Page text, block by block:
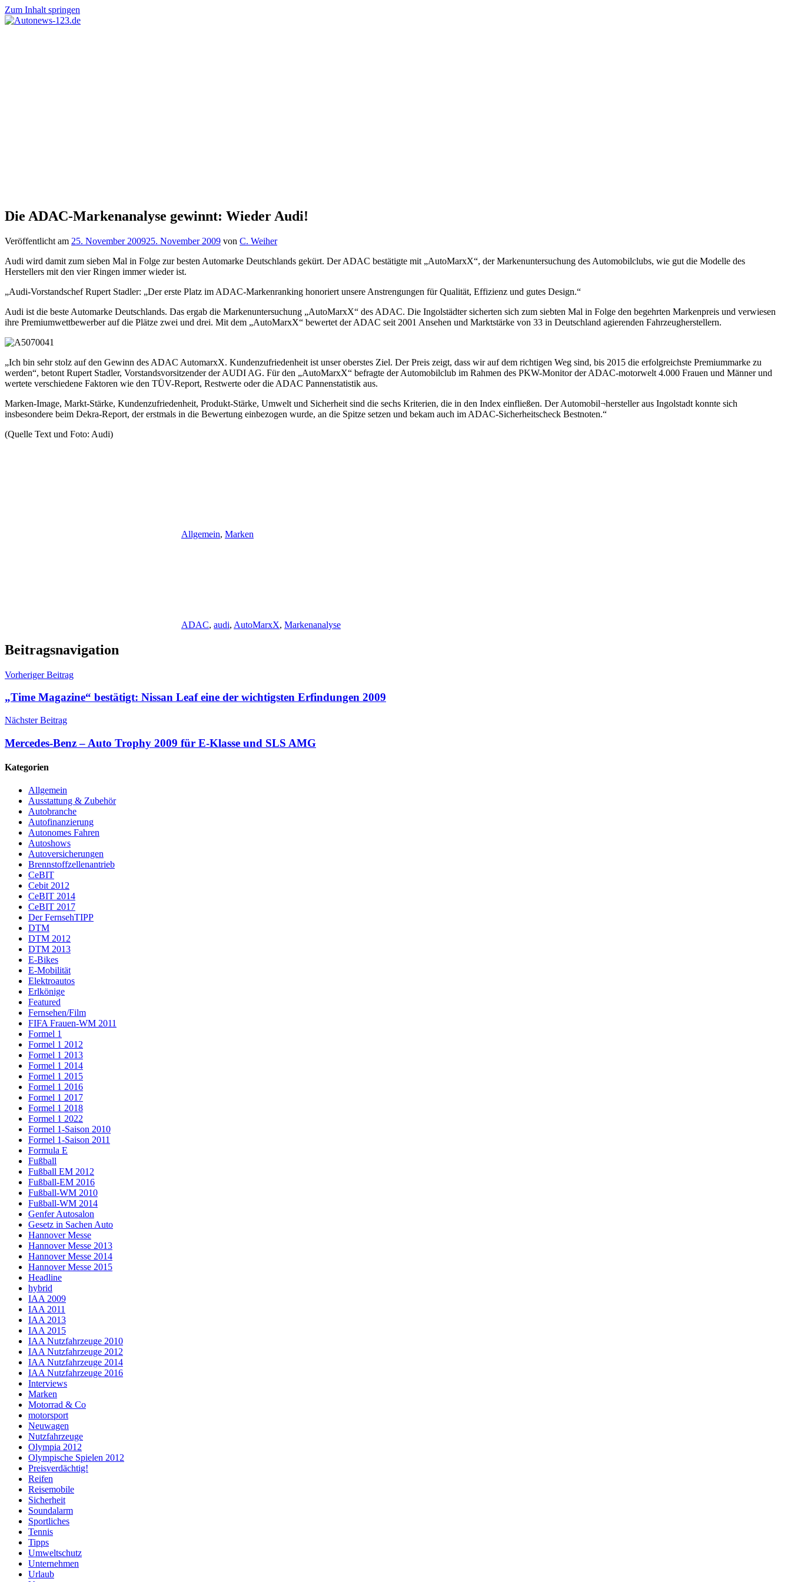
Zum Inhalt springen
Die ADAC-Markenanalyse gewinnt: Wieder Audi!
Veröffentlicht am 25. November 200925. November 2009 von C. Weiher
Audi wird damit zum sieben Mal in Folge zur besten Automarke Deutschlands gekürt. Der ADAC bestätigte mit „AutoMarxX“, der Markenuntersuchung des Automobilclubs, wie gut die Modelle des
Herstellers mit den vier Ringen immer wieder ist.
„Audi-Vorstandschef Rupert Stadler: „Der erste Platz im ADAC-Markenranking honoriert unsere Anstrengungen für Qualität, Effizienz und gutes Design.“
Audi ist die beste Automarke Deutschlands. Das ergab die Markenuntersuchung „AutoMarxX“ des ADAC. Die Ingolstädter sicherten sich zum siebten Mal in Folge den begehrten Markenpreis und verwiesen
ihre Premiumwettbewerber auf die Plätze zwei und drei. Mit dem „AutoMarxX“ bewertet der ADAC seit 2001 Ansehen und Marktstärke von 33 in Deutschland agierenden Fahrzeugherstellern.
„Ich bin sehr stolz auf den Gewinn des ADAC AutomarxX. Kundenzufriedenheit ist unser oberstes Ziel. Der Preis zeigt, dass wir auf dem richtigen Weg sind, bis 2015 die erfolgreichste Premiummarke zu
werden“, betont Rupert Stadler, Vorstandsvorsitzender der AUDI AG. Für den „AutoMarxX“ befragte der Automobilclub im Rahmen des PKW-Monitor der ADAC-motorwelt 4.000 Frauen und Männer und
wertete verschiedene Faktoren wie den TÜV-Report, Restwerte oder die ADAC Pannenstatistik aus.
Marken-Image, Markt-Stärke, Kundenzufriedenheit, Produkt-Stärke, Umwelt und Sicherheit sind die sechs Kriterien, die in den Index einfließen. Der Automobil¬hersteller aus Ingolstadt konnte sich
insbesondere beim Dekra-Report, der erstmals in die Bewertung einbezogen wurde, an die Spitze setzen und bekam auch im ADAC-Sicherheitscheck Bestnoten.“
(Quelle Text und Foto: Audi)
Allgemein, Marken
ADAC, audi, AutoMarxX, Markenanalyse
Beitragsnavigation
Vorheriger Beitrag
„Time Magazine“ bestätigt: Nissan Leaf eine der wichtigsten Erfindungen 2009
Nächster Beitrag
Mercedes-Benz – Auto Trophy 2009 für E-Klasse und SLS AMG
Kategorien
Allgemein
Ausstattung & Zubehör
Autobranche
Autofinanzierung
Autonomes Fahren
Autoshows
Autoversicherungen
Brennstoffzellenantrieb
CeBIT
Cebit 2012
CeBIT 2014
CeBIT 2017
Der FernsehTIPP
DTM
DTM 2012
DTM 2013
E-Bikes
E-Mobilität
Elektroautos
Erlkönige
Featured
Fernsehen/Film
FIFA Frauen-WM 2011
Formel 1
Formel 1 2012
Formel 1 2013
Formel 1 2014
Formel 1 2015
Formel 1 2016
Formel 1 2017
Formel 1 2018
Formel 1 2022
Formel 1-Saison 2010
Formel 1-Saison 2011
Formula E
Fußball
Fußball EM 2012
Fußball-EM 2016
Fußball-WM 2010
Fußball-WM 2014
Genfer Autosalon
Gesetz in Sachen Auto
Hannover Messe
Hannover Messe 2013
Hannover Messe 2014
Hannover Messe 2015
Headline
hybrid
IAA 2009
IAA 2011
IAA 2013
IAA 2015
IAA Nutzfahrzeuge 2010
IAA Nutzfahrzeuge 2012
IAA Nutzfahrzeuge 2014
IAA Nutzfahrzeuge 2016
Interviews
Marken
Motorrad & Co
motorsport
Neuwagen
Nutzfahrzeuge
Olympia 2012
Olympische Spielen 2012
Preisverdächtig!
Reifen
Reisemobile
Sicherheit
Soundalarm
Sportliches
Tennis
Tipps
Umweltschutz
Unternehmen
Urlaub